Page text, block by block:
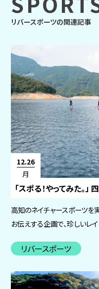
リバースポーツの関連記事
12.26
月
「スポる！やってみた。
高知のネイチャースポーツを
お伝えする企画で、珍しいレ
リバースポーツ